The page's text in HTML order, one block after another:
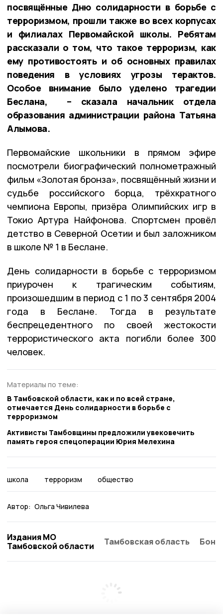
посвящённые Дню солидарности в борьбе с
терроризмом, прошли также во всех корпусах
и филиалах Первомайской школы. Ребятам
рассказали о том, что такое терроризм, как
ему противостоять и об основных правилах
поведения в условиях угрозы терактов.
Особое внимание было уделено трагедии
Беслана, – сказала начальник отдела
образования администрации района Татьяна
Алымова.
Первомайские школьники в прямом эфире
посмотрели биографический полнометражный
фильм «Золотая бронза», посвящённый жизни и
судьбе российского борца, трёхкратного
чемпиона Европы, призёра Олимпийских игр в
Токио Артура Найфонова. Спортсмен провёл
детство в Северной Осетии и был заложником
в школе № 1 в Беслане.
День солидарности в борьбе с терроризмом
приурочен к трагическим событиям,
произошедшим в период с 1 по 3 сентября 2004
года в Беслане. Тогда в результате
беспрецедентного по своей жестокости
террористического акта погибли более 300
человек.
Материалы по теме:
В Тамбовской области, как и по всей стране,
отмечается День солидарности в борьбе с
терроризмом
Активисты Тамбовщины предложили увековечить
память героя спецоперации Юрия Мелехина
школа терроризм общество
Автор: Ольга Чивилева
Издания МО
Тамбовской области
Тамбовская область